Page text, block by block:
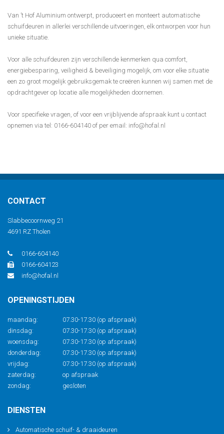
Van ’t Hof Aluminium ontwerpt, produceert en monteert automatische
schuifdeuren in allerlei verschillende uitvoeringen, elk ontworpen voor hun
unieke situatie.
Voor alle schuifdeuren zijn verschillende kenmerken qua comfort,
energiebesparing, veiligheid & beveiliging mogelijk, om voor elke situatie
een zo groot mogelijk gebruiksgemak te creëren kunnen wij samen met de
opdrachtgever op locatie alle mogelijkheden doornemen.
Voor specifieke vragen, of voor een vrijblijvende afspraak kunt u contact
opnemen via tel: 0166-604140 of per email: info@hofal.nl
CONTACT
Slabbecoornweg 21
4691 RZ Tholen
0166-604140
0166-604123
info@hofal.nl
OPENINGSTIJDEN
maandag:
07.30-17.30 (op afspraak)
dinsdag:
07.30-17.30 (op afspraak)
woensdag:
07.30-17.30 (op afspraak)
donderdag:
07.30-17.30 (op afspraak)
vrijdag:
07.30-17.30 (op afspraak)
zaterdag:
op afspraak
zondag:
gesloten
DIENSTEN
Automatische schuif- & draaideuren